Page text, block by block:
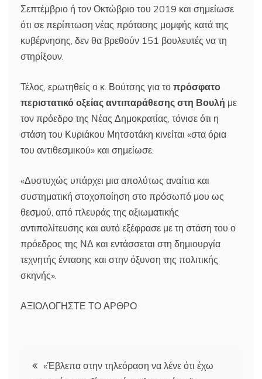
Σεπτέμβριο ή τον Οκτώβριο του 2019 και σημείωσε
ότι σε περίπτωση νέας πρότασης μομφής κατά της
κυβέρνησης, δεν θα βρεθούν 151 βουλευτές να τη
στηρίξουν.
Τέλος, ερωτηθείς ο κ. Βούτσης για το πρόσφατο
περιστατικό οξείας αντιπαράθεσης στη Βουλή με
τον πρόεδρο της Νέας Δημοκρατίας, τόνισε ότι η
στάση του Κυριάκου Μητσοτάκη κινείται «στα όρια
του αντιθεσμικού» και σημείωσε:
«Δυστυχώς υπάρχει μια απολύτως αναίτια και
συστηματική στοχοποίηση στο πρόσωπό μου ως
θεσμού, από πλευράς της αξιωματικής
αντιπολίτευσης και αυτό εξέφρασε με τη στάση του ο
πρόεδρος της ΝΔ και εντάσσεται στη δημιουργία
τεχνητής έντασης και στην όξυνση της πολιτικής
σκηνής».
ΑΞΙΟΛΟΓΗΣΤΕ ΤΟ ΑΡΘΡΟ
Πλοήγηση
«Έβλεπα στην τηλεόραση να λένε ότι έχω